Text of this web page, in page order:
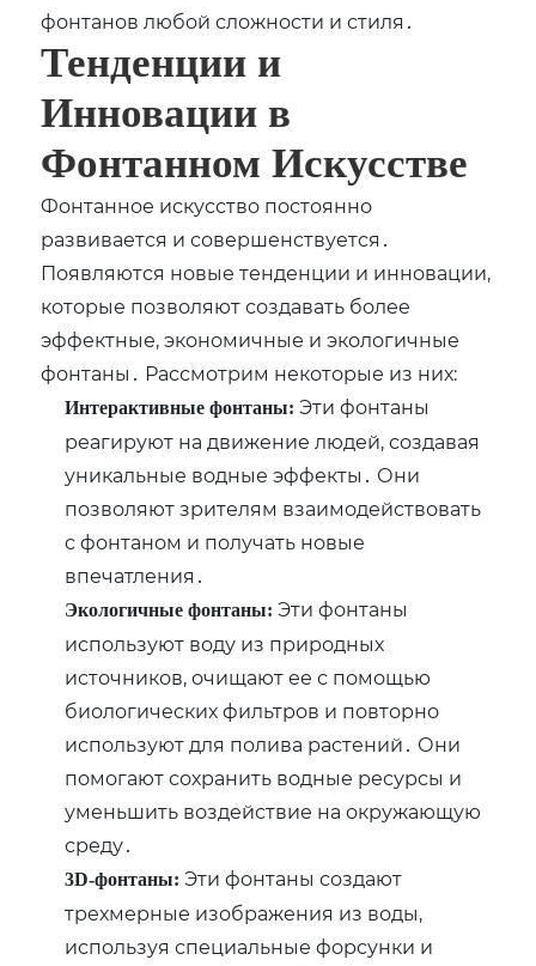
фонтанов любой сложности и стиля․
Тенденции и
Инновации в
Фонтанном Искусстве
Фонтанное искусство постоянно
развивается и совершенствуется․
Появляются новые тенденции и инновации‚
которые позволяют создавать более
эффектные‚ экономичные и экологичные
фонтаны․ Рассмотрим некоторые из них:
Интерактивные фонтаны: Эти фонтаны
реагируют на движение людей‚ создавая
уникальные водные эффекты․ Они
позволяют зрителям взаимодействовать
с фонтаном и получать новые
впечатления․
Экологичные фонтаны: Эти фонтаны
используют воду из природных
источников‚ очищают ее с помощью
биологических фильтров и повторно
используют для полива растений․ Они
помогают сохранить водные ресурсы и
уменьшить воздействие на окружающую
среду․
3D-фонтаны: Эти фонтаны создают
трехмерные изображения из воды‚
используя специальные форсунки и